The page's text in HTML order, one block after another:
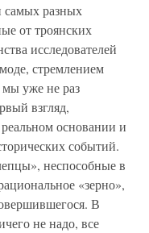
самых разных
от троянских
исследователей
стремлением
уже не раз
взгляд,
основании и
событий.
неспособные в
«зерно»,
В
не надо, все